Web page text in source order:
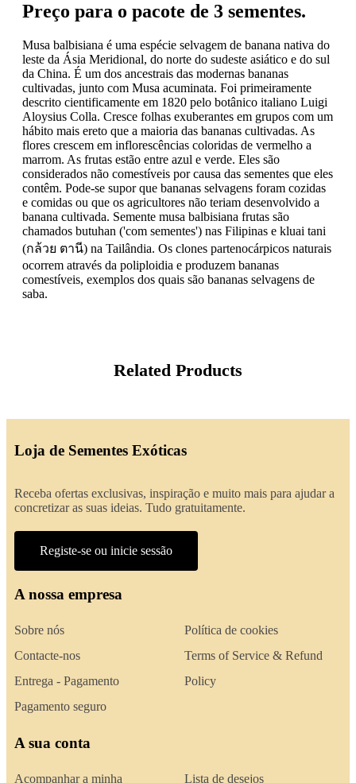
Preço para o pacote de 3 sementes.
Musa balbisiana é uma espécie selvagem de banana nativa do
leste da Ásia Meridional, do norte do sudeste asiático e do sul
da China. É um dos ancestrais das modernas bananas
cultivadas, junto com Musa acuminata. Foi primeiramente
descrito cientificamente em 1820 pelo botânico italiano Luigi
Aloysius Colla. Cresce folhas exuberantes em grupos com um
hábito mais ereto que a maioria das bananas cultivadas. As
flores crescem em inflorescências coloridas de vermelho a
marrom. As frutas estão entre azul e verde. Eles são
considerados não comestíveis por causa das sementes que eles
contêm. Pode-se supor que bananas selvagens foram cozidas
e comidas ou que os agricultores não teriam desenvolvido a
banana cultivada. Semente musa balbisiana frutas são
chamados butuhan ('com sementes') nas Filipinas e kluai tani
(กล้วย ตานี) na Tailândia. Os clones partenocárpicos naturais
ocorrem através da poliploidia e produzem bananas
comestíveis, exemplos dos quais são bananas selvagens de
saba.
Related Products
Loja de Sementes Exóticas
Receba ofertas exclusivas, inspiração e muito mais para ajudar a
concretizar as suas ideias. Tudo gratuitamente.
Registe-se ou inicie sessão
A nossa empresa
Sobre nós
Contacte-nos
Entrega - Pagamento
Pagamento seguro
Política de cookies
Terms of Service & Refund
Policy
A sua conta
Acompanhar a minha Lista de desejos